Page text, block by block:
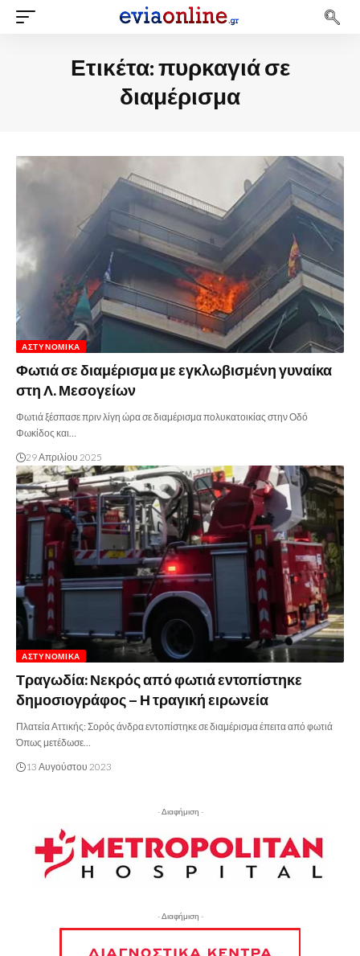
Ετικέτα:πυρκαγιά σε
διαμέρισμα
ΑΣΤΥΝΟΜΙΚΆ
Φωτιά σε διαμέρισμα με εγκλωβισμένη γυναίκα
στη Λ. Μεσογείων
Φωτιά ξέσπασε πριν λίγη ώρα σε διαμέρισμα πολυκατοικίας στην Οδό
Φωκίδος και…
29 Απριλίου 2025
ΑΣΤΥΝΟΜΙΚΆ
Τραγωδία: Νεκρός από φωτιά εντοπίστηκε
δημοσιογράφος – Η τραγική ειρωνεία
Πλατεία Αττικής: Σορός άνδρα εντοπίστηκε σε διαμέρισμα έπειτα από φωτιά
Όπως μετέδωσε…
13 Αυγούστου 2023
- Διαφήμιση -
- Διαφήμιση -